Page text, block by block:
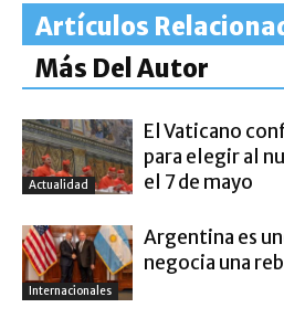
Artículos
Más Del Autor
Actualidad
El Vaticano
para elegir al
el 7 de mayo
Internacionales
Argentina es
negocia una